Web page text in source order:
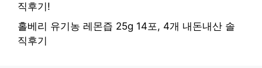
직후기!
홀베리 유기농 레몬즙 25g 14포, 4개 내돈내산 솔
직후기